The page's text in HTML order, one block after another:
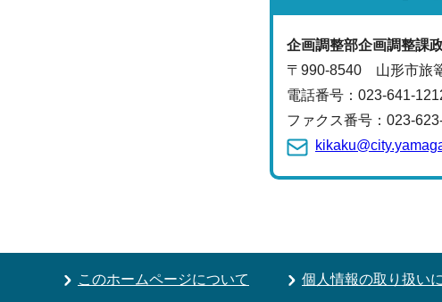
企画調整部企画調整課
〒990-8540 山形市旅
電話番号： 023-641-
ファクス番号：023-
このホームページについて 個人情報の取り扱い